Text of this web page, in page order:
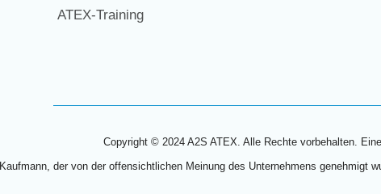
ATEX-Training
Copyright © 2024 A2S ATEX. Alle Rechte vorbehalten.
Kaufmann, der von der offensichtlichen Meinung des Unternehmens genehmigt